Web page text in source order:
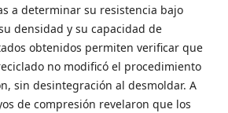
a determinar su resistencia bajo
densidad y su capacidad de
obtenidos permiten verificar que
no modificó el procedimiento
sin desintegración al desmoldar. A
de compresión revelaron que los